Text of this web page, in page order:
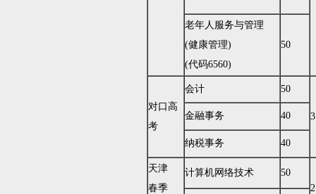
老年人服务与管理
(健康管理)
(代码6560)
50
对口高
考
会计 50
3
金融事务 40
纳税事务 40
天津
春季
计算机网络技术
50